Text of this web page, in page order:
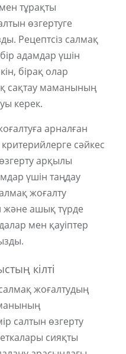
тұрақты
өзгертуге
Рецептсіз салмақ
адамдар үшін
бірақ олар
сақтау маманының
керек.
арналған
критерийлерге сәйкес
арқылы
үшін таңдау
жоғалту
және ашық түрде
мен қауіптер
кілті
жоғалтудың
салтын өзгерту
сияқты